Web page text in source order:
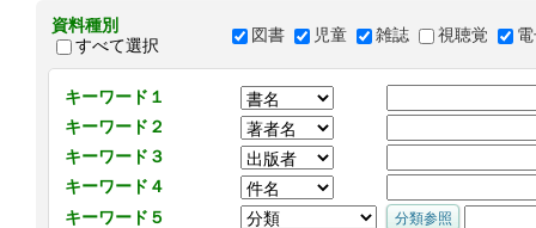
資料種別
すべて選択
図書 児童 雑誌 視聴覚
キーワード１
キーワード２
キーワード３
キーワード４
キーワード５